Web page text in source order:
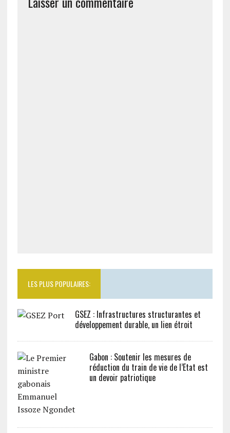
LES PLUS POPULAIRES:
GSEZ : Infrastructures structurantes et
développement durable, un lien étroit
Gabon : Soutenir les mesures de
réduction du train de vie de l’Etat est
un devoir patriotique